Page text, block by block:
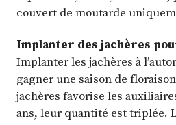
couvert de moutarde
Implanter des jachères
Implanter les jachères à
gagner une saison de
jachères favorise les
ans, leur quantité est triplée.